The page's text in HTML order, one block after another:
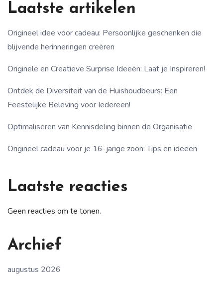
Laatste artikelen
Origineel idee voor cadeau: Persoonlijke geschenken die
blijvende herinneringen creëren
Originele en Creatieve Surprise Ideeën: Laat je Inspireren!
Ontdek de Diversiteit van de Huishoudbeurs: Een
Feestelijke Beleving voor Iedereen!
Optimaliseren van Kennisdeling binnen de Organisatie
Origineel cadeau voor je 16-jarige zoon: Tips en ideeën
Laatste reacties
Geen reacties om te tonen.
Archief
augustus 2026